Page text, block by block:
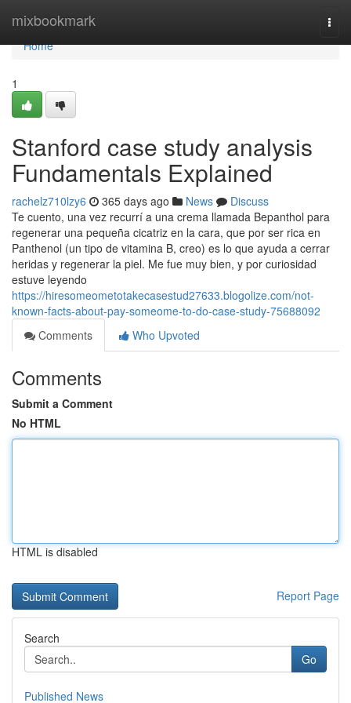
mixbookmark
Home
Home
1
Stanford case study analysis
Fundamentals Explained
rachelz710lzy6 365 days ago News
Discuss
Te cuento, una vez recurrí a una crema llamada Bepanthol para
regenerar una pequeña cicatriz en la cara, que por ser rica en
Panthenol (un tipo de vitamina B, creo) es lo que ayuda a cerrar
heridas y regenerar la piel. Me fue muy bien, y por curiosidad
estuve leyendo
https://hiresomeometotakecasestud27633.blogolize.com/not-
known-facts-about-pay-someome-to-do-case-study-75688092
Comments
Who Upvoted
Comments
Submit a Comment
No HTML
HTML is disabled
Report Page
Search
Go
Published News